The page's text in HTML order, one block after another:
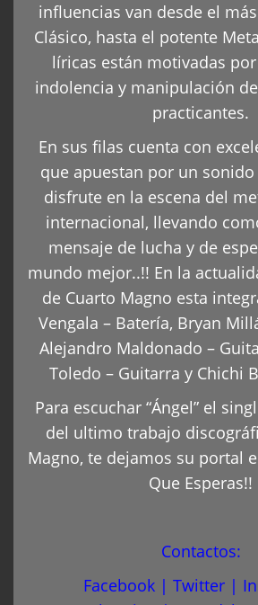
influencias van desde el
Clásico, hasta el potente
líricas están motivadas
indolencia y manipulación
practicantes.
En sus filas cuenta con
que apuestan por un
disfrute en la escena del
internacional, llevando
mensaje de lucha y de
mundo mejor..!! En la
de Cuarto Magno esta
Vengala – Batería, Bryan
Alejandro Maldonado –
Toledo – Guitarra y Chichi
Para escuchar “Ángel” el
del ultimo trabajo
Magno, te dejamos su portal
Que Esperas!!
Contactos:
Facebook| Twitter|